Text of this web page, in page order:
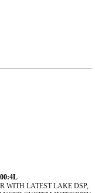
WITH LATEST LAKE DSP,